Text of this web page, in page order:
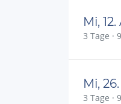
Mi,
3 Tage ·
Mi,
3 Tage ·